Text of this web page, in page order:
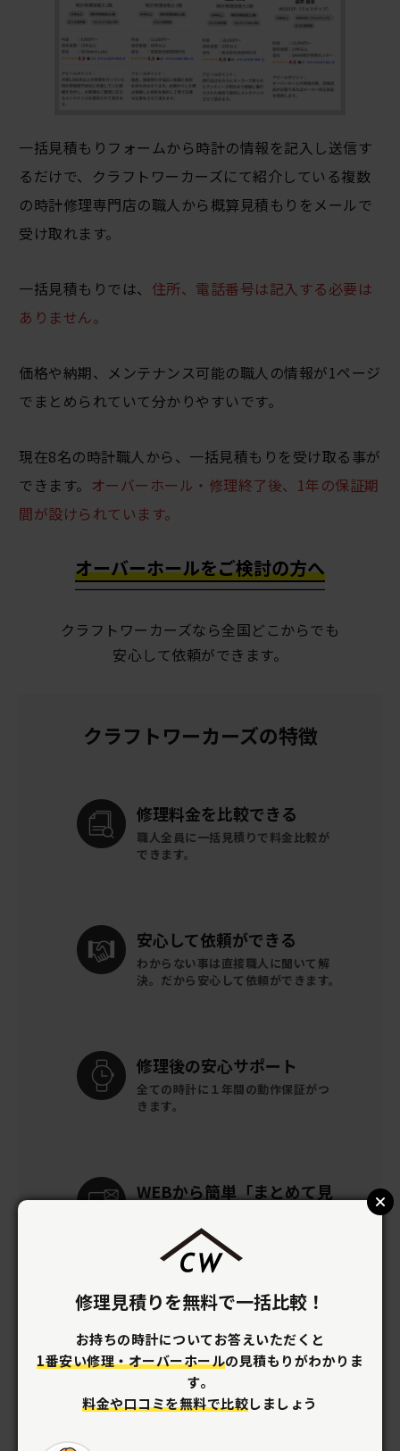
一括見積もりフォームから時計の情報を記入し送信す
るだけで、クラフトワーカーズにて紹介している複数
の時計修理専門店の職人から概算見積もりをメールで
受け取れます。
一括見積もりでは、 住所、電話番号は記入する必要は
ありません。
価格や納期、メンテナンス可能の職人の情報が1ページ
でまとめられていて分かりやすいです。
現在8名の時計職人から、一括見積もりを受け取る事が
できます。 オーバーホール・修理終了後、1年の保証期
間が設けられています。
オーバーホールをご検討の方へ
クラフトワーカーズなら全国どこからでも
安心して依頼ができます。
クラフトワーカーズの特徴
修理料金を比較できる
職人全員に一括見積りで料金比較が
できます。
安心して依頼ができる
わからない事は直接職人に聞いて解
決。 だから安心して依頼ができます。
修理後の安心サポート
全ての時計に １年間の動作保証がつ
きます。
WEBから簡単 「まとめて見
「まとめて見積り」なら、住所や電
話番号の入力なし。時計を送らずに
概算見積りを作成します。
資格を持つ職人が在籍
優れた技術でリーズナブルに
ホールができます。
修理見積りを無料で一括比較！
お持ちの時計についてお答えいただくと
1番安い修理・オーバーホールの見積もりがわかりま
す。
料金や口コミを無料で比較しましょう